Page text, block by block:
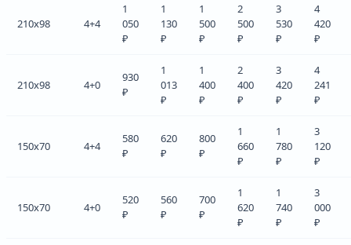
210x98 4+4
1
050
₽
1
130
₽
1
500
₽
2
500
₽
3
530
₽
4
420
₽
210x98 4+0
930
₽
1
013
₽
1
400
₽
2
400
₽
3
420
₽
4
241
₽
150x70 4+4
580
₽
620
₽
800
₽
1
660
₽
1
780
₽
3
120
₽
150x70 4+0
520
₽
560
₽
700
₽
1
620
₽
1
740
₽
3
000
₽